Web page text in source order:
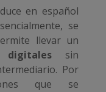
en español
se
llevar un
digitales sin
Por
que se